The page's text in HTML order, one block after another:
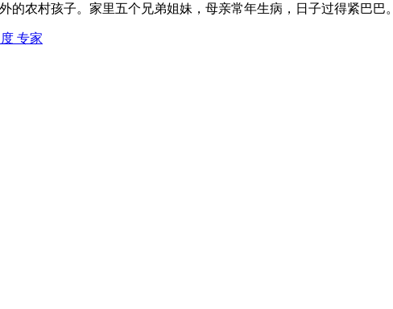
的农村孩子。家里五个兄弟姐妹，母亲常年生病，日子过得紧巴巴。
专家